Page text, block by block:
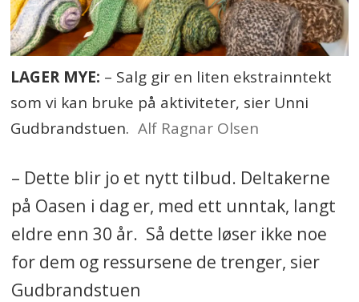
Det vises tegn til at
kommuneøkonomien ikke
lenger går like dårlig. Foreløpige
regnskapstall for 2025 viser at
mange av kommunene går
Regjeringa har allerede lovet
mer penger. Samtidig påvirker
verdenssituasjonen.
28 kommuner er nå registrert
LAGER MYE: – Salg gir en liten ekstrainntekt
som vi kan bruke på aktiviteter, sier Unni
Gudbrandstuen. Alf Ragnar Olsen
– Dette blir jo et nytt tilbud. Deltakerne
på Oasen i dag er, med ett unntak, langt
eldre enn 30 år. Så dette løser ikke noe
for dem og ressursene de trenger, sier
Gudbrandstuen